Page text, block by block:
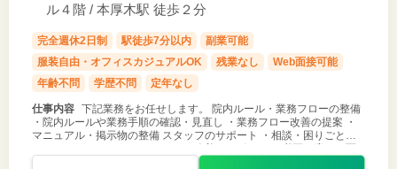
ル４階 / 本厚木駅 徒歩２分
完全週休2日制 駅徒歩7分以内
副業可能
服装自由・オフィスカジュアルOK
残業なし
Web面接可能
年齢不問
学歴不問 定年なし
仕事内容 下記業務をお任せします。 院内ルール・業務フローの整備
・院内ルールや業務手順の確認・見直し ・業務フロー改善の提案 ・
マニュアル・掲示物の整備 スタッフのサポート ・相談・困りごとの
ヒアリング ・コミュニケーション改善のサポート ・必要に応じた面
談やフォロー